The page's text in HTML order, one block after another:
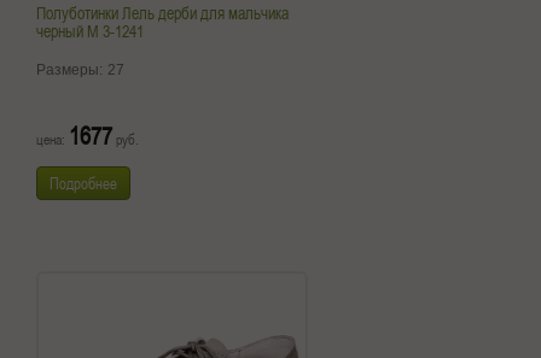
Полуботинки Лель дерби для мальчика
черный М 3-1241
Размеры: 27
цена: 1677 руб.
Подробнее